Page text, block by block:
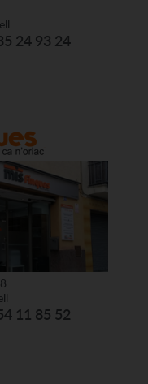
24 93 24
11 85 52